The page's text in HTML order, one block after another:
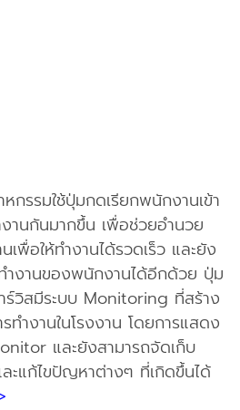
กรรมใช้ปุ่มกดเรียกพนักงานเข้า
งานกันมากขึ้น เพื่อช่วยอำนวย
เพื่อให้ทำงานได้รวดเร็ว และยัง
ำงานของพนักงานได้อีกด้วย ปุ่ม
วิสมีระบบ Monitoring ที่สร้าง
ำงานในโรงงาน โดยการแสดง
และยังสามารถจัดเก็บ
ะแก้ไขปัญหาต่างๆ ที่เกิดขึ้นได้